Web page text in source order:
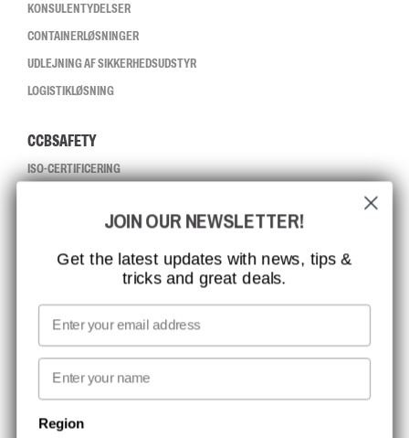
KONSULENTYDELSER
CONTAINERLØSNINGER
UDLEJNING AF SIKKERHEDSUDSTYR
LOGISTIKLØSNING
CCBSAFETY
ISO-CERTIFICERING
MISSION, VISION OG VÆRDIER
KONTAKT
JOB HOS CCBSAFETY
MEDIA
VI TAGER ANSVAR
NYHEDSBREV TILMELDING
JOIN OUR NEWSLETTER!
Get the latest updates with news, tips &
tricks and great deals.
Email
First name
Region